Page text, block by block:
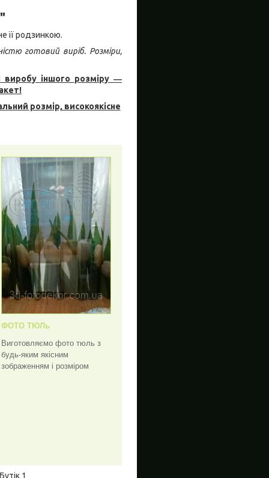
"
її родзинкою.
готовий виріб. Розміри,
виробу іншого розміру ―
розмір, високоякісне
ФОТО ТЮЛь
Виготовляємо фото тюль з
будь-яким якісним
зображенням і розміром
1